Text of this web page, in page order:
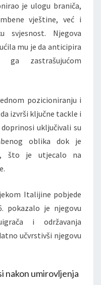
je ulogu braniča,
vještine, već i
Njegova
mu je da anticipira
zastrašujućom
pozicioniranju i
izvrši ključne tackle i
uključivali su
oblika dok je
što je utjecalo na
Italijine pobjede
pokazalo je njegovu
i održavanja
učvrstivši njegovu
nakon umirovljenja